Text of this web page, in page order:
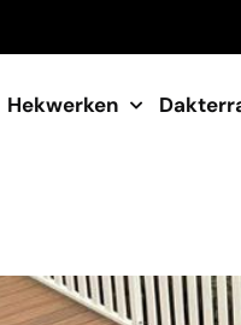
Hekwerken